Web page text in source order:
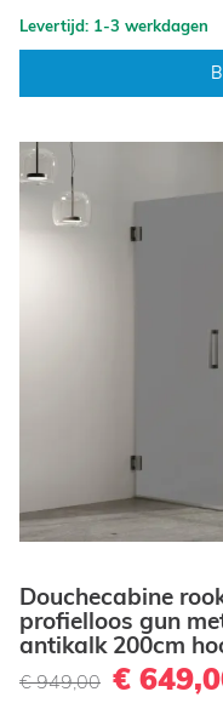
Levertijd: 1-3 werkdagen
Douchecabine
profielloos gun
antikalk 200cm
€ 949,00 €